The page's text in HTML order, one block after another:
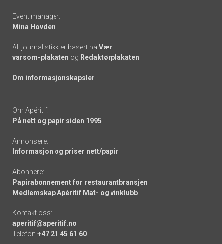
Event manager:
Mina Hovden
All journalistikk er basert på Vær
varsom-plakaten og Redaktørplakaten
Om informasjonskapsler
Om Apéritif:
På nett og papir siden 1995
Annonsere:
Informasjon og priser nett/papir
Abonnere:
Papirabonnement for restaurantbransjen
Medlemskap Apéritif Mat- og vinklubb
Kontakt oss:
aperitif@aperitif.no
Telefon +47 21 45 61 60